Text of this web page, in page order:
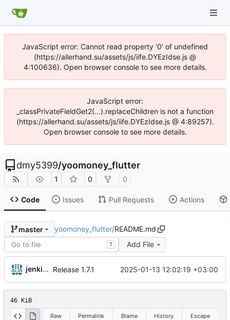
JavaScript error: Cannot read property '0' of undefined
(https://allerhand.su/assets/js/iife.DYEzIdse.js @
4:100636). Open browser console to see more details.
JavaScript error:
_classPrivateFieldGet2(...).replaceChildren is not a function
(https://allerhand.su/assets/js/iife.DYEzIdse.js @ 4:89257).
Open browser console to see more details.
dmy5399/yoomoney_flutter
1 0 0
Code Issues Pull Requests Actions
master yoomoney_flutter/README.md
T Add File
jenkins-mobile Release 1.7.1 2025-01-13 12:02:19 +03:00
46 KiB
Raw Permalink Blame History Escape